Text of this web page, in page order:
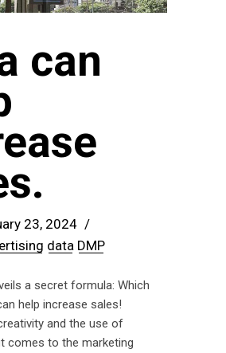
can
23, 2024
data DMP
a secret formula: Which
help increase sales!
and the use of
comes to the marketing